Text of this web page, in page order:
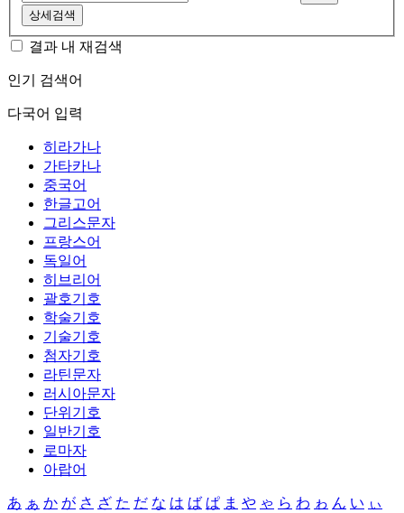
상세검색
결과 내 재검색
인기 검색어
다국어 입력
히라가나
가타카나
중국어
한글고어
그리스문자
프랑스어
독일어
히브리어
괄호기호
학술기호
기술기호
첨자기호
라틴문자
러시아문자
단위기호
일반기호
로마자
아랍어
あ ぁ か が さ ざ た だ な は ば ぱ ま や ゃ ら わ ゎ ん い ぃ